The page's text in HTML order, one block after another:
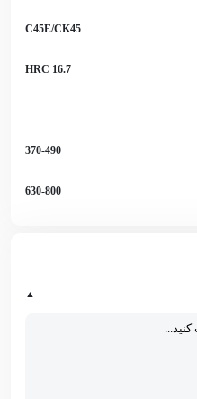
C45E/CK45
16.7 HRC
370-490
630-800
▲